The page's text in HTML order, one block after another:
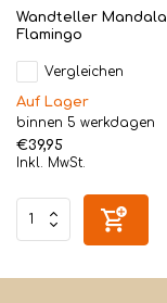
Wandteller Mandala
Flamingo
Vergleichen
Auf Lager
binnen 5 werkdagen
€39,95
Inkl. MwSt.